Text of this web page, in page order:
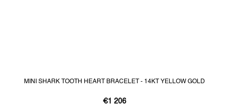
MINI SHARK TOOTH HEART BRACELET - 14KT YELLOW GOLD
€1 206